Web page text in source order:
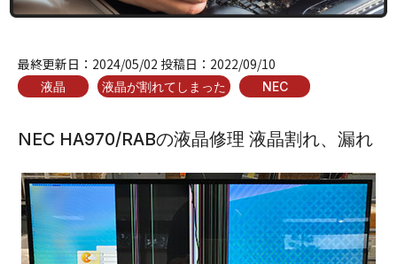
最終更新日： 2024/05/02 投稿日： 2022/09/10
液晶 液晶が割れてしまった NEC
NEC HA970/RABの液晶修理 液晶割れ、漏れ